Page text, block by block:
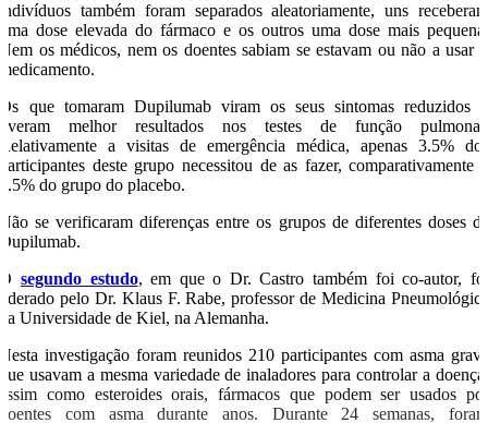
indivíduos também foram separados aleatoriamente, uns receberam
uma dose elevada do fármaco e os outros uma dose mais pequena.
Nem os médicos, nem os doentes sabiam se estavam ou não a usar o
medicamento.
Os que tomaram Dupilumab viram os seus sintomas reduzidos e
tiveram melhor resultados nos testes de função pulmonar.
Relativamente a visitas de emergência médica, apenas 3.5% dos
participantes deste grupo necessitou de as fazer, comparativamente a
6.5% do grupo do placebo.
Não se verificaram diferenças entre os grupos de diferentes doses de
Dupilumab.
O segundo estudo, em que o Dr. Castro também foi co-autor, foi
liderado pelo Dr. Klaus F. Rabe, professor de Medicina Pneumológica
na Universidade de Kiel, na Alemanha.
Nesta investigação foram reunidos 210 participantes com asma grave
que usavam a mesma variedade de inaladores para controlar a doença,
assim como esteroides orais, fármacos que podem ser usados por
doentes com asma durante anos. Durante 24 semanas, foram